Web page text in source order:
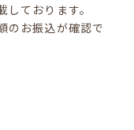
ております。
のお振込が確認で